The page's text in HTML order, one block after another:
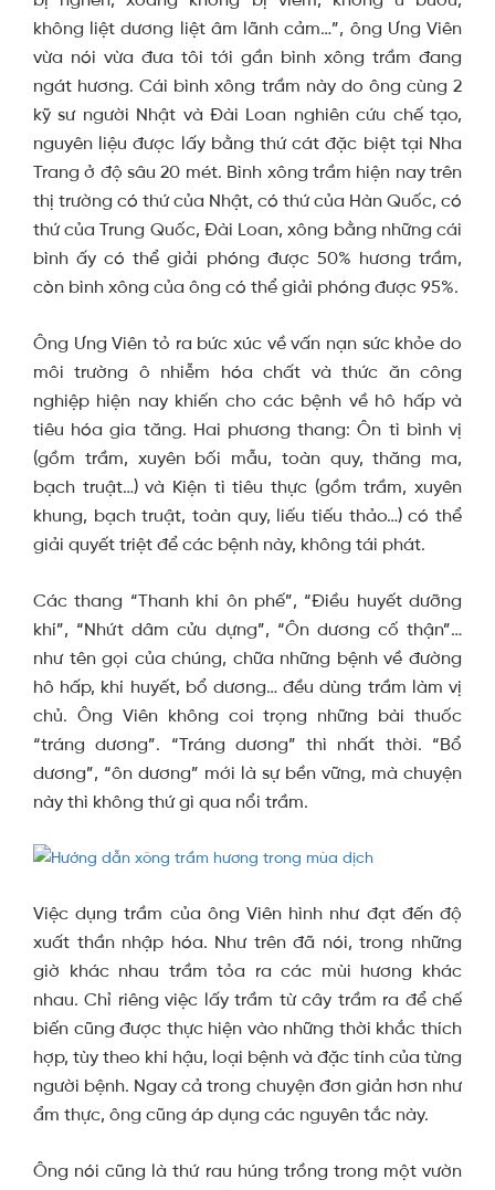
không liệt dương liệt âm lãnh cảm…”, ông Ưng Viên
vừa nói vừa đưa tôi tới gần bình xông trầm đang
ngát hương. Cái bình xông trầm này do ông cùng 2
kỹ sư người Nhật và Đài Loan nghiên cứu chế tạo,
nguyên liệu được lấy bằng thứ cát đặc biệt tại Nha
Trang ở độ sâu 20 mét. Bình xông trầm hiện nay trên
thị trường có thứ của Nhật, có thứ của Hàn Quốc, có
thứ của Trung Quốc, Đài Loan, xông bằng những cái
bình ấy có thể giải phóng được 50% hương trầm,
còn bình xông của ông có thể giải phóng được 95%.
Ông Ưng Viên tỏ ra bức xúc về vấn nạn sức khỏe do
môi trường ô nhiễm hóa chất và thức ăn công
nghiệp hiện nay khiến cho các bệnh về hô hấp và
tiêu hóa gia tăng. Hai phương thang: Ôn tì bình vị
(gồm trầm, xuyên bối mẫu, toàn quy, thăng ma,
bạch truật…) và Kiện tì tiêu thực (gồm trầm, xuyên
khung, bạch truật, toàn quy, liếu tiếu thảo…) có thể
giải quyết triệt để các bệnh này, không tái phát.
Các thang “Thanh khí ôn phế”, “Điều huyết dưỡng
khí”, “Nhứt dâm cửu dựng”, “Ôn dương cố thận”…
như tên gọi của chúng, chữa những bệnh về đường
hô hấp, khí huyết, bổ dương… đều dùng trầm làm vị
chủ. Ông Viên không coi trọng những bài thuốc
“tráng dương”. “Tráng dương” thì nhất thời. “Bổ
dương”, “ôn dương” mới là sự bền vững, mà chuyện
này thì không thứ gì qua nổi trầm.
Việc dụng trầm của ông Viên hình như đạt đến độ
xuất thần nhập hóa. Như trên đã nói, trong những
giờ khác nhau trầm tỏa ra các mùi hương khác
nhau. Chỉ riêng việc lấy trầm từ cây trầm ra để chế
biến cũng được thực hiện vào những thời khắc thích
hợp, tùy theo khí hậu, loại bệnh và đặc tính của từng
người bệnh. Ngay cả trong chuyện đơn giản hơn như
ẩm thực, ông cũng áp dụng các nguyên tắc này.
Ông nói cũng là thứ rau húng trồng trong một vườn